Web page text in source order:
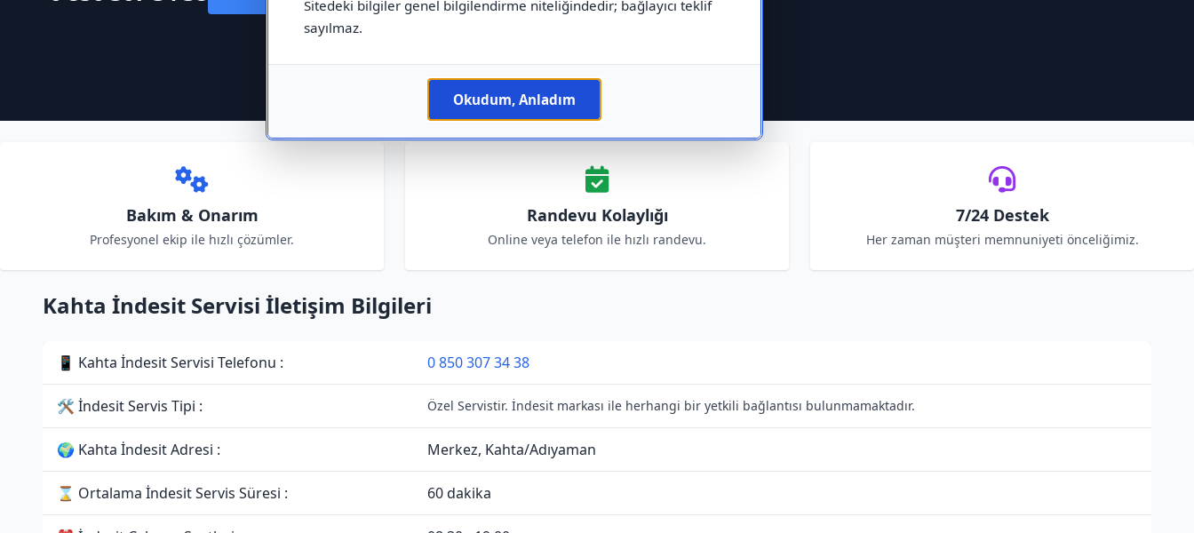
Sitedeki bilgiler genel bilgilendirme niteliğindedir; bağlayıcı teklif
sayılmaz.
Okudum, Anladım
Bakım & Onarım
Profesyonel ekip ile hızlı çözümler.
Randevu Kolaylığı
Online veya telefon ile hızlı randevu.
7/24 Destek
Her zaman müşteri memnuniyeti önceliğimiz.
Kahta İndesit Servisi İletişim Bilgileri
📱 Kahta İndesit Servisi Telefonu : 0 850 307 34 38
🛠 İndesit Servis Tipi : Özel Servistir. İndesit markası ile herhangi bir yetkili bağlantısı bulunmamaktadır.
🌍 Kahta İndesit Adresi : Merkez, Kahta/Adıyaman
⌛ Ortalama İndesit Servis Süresi : 60 dakika